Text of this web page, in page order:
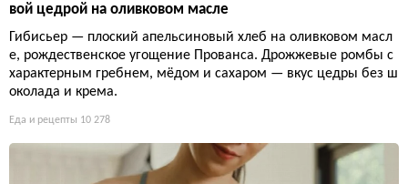
вой цедрой на оливковом масле
Гибисьер — плоский апельсиновый хлеб на оливковом масл
е, рождественское угощение Прованса. Дрожжевые ромбы с
характерным гребнем, мёдом и сахаром — вкус цедры без ш
околада и крема.
Еда и рецепты 10 278